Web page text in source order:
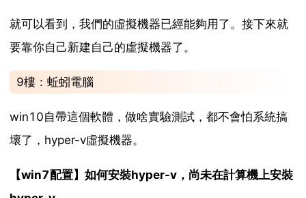
就可以看到，我們的虛擬機器已經能夠用了。接下來就
要靠你自己新建自己的虛擬機器了。
9樓：蚯蚓電腦
win10自帶這個軟體，做啥實驗測試，都不會怕系統搞
壞了，hyper-v虛擬機器。
【win7配置】如何安裝hyper-v，尚未在計算機上安裝